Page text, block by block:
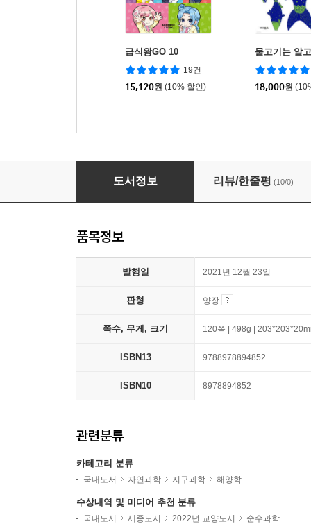
급식왕GO 10
19건
15,120원 (10% 할인)
물고기는 알
18,000원
해양생물, 파란 세상에서 살아가기
도서정보 리뷰/한줄평 (10/0)
품목정보
발행일 2021년 12월 23일
판형 양장
쪽수, 무게, 크기 120쪽 | 498g |
ISBN13 9788978894852
ISBN10 8978894852
관련분류
카테고리 분류
국내도서 자연과학 지구과학 해양학
수상내역 및 미디어 추천 분류
국내도서 세종도서 2022년 교양도서 순수과학